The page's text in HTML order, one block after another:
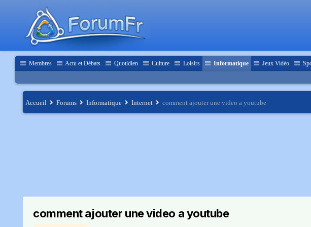
Membres Actu et Débats Quotidien Culture Loisirs Informatique Jeux Vidéo
Accueil Forums Informatique Internet comment ajouter une video a youtube
comment ajouter une video a youtube